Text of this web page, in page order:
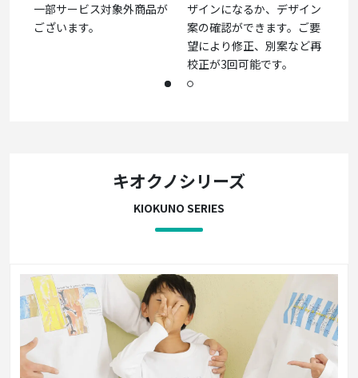
一部サービス対象外商品が
ございます。
ザインになるか、デザイン
案の確認ができます。ご要
望により修正、別案など再
校正が3回可能です。
キオクノシリーズ
KIOKUNO SERIES